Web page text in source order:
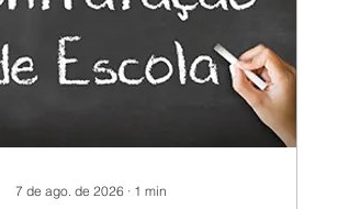
7 de ago. de 2026 ∙ 1 min